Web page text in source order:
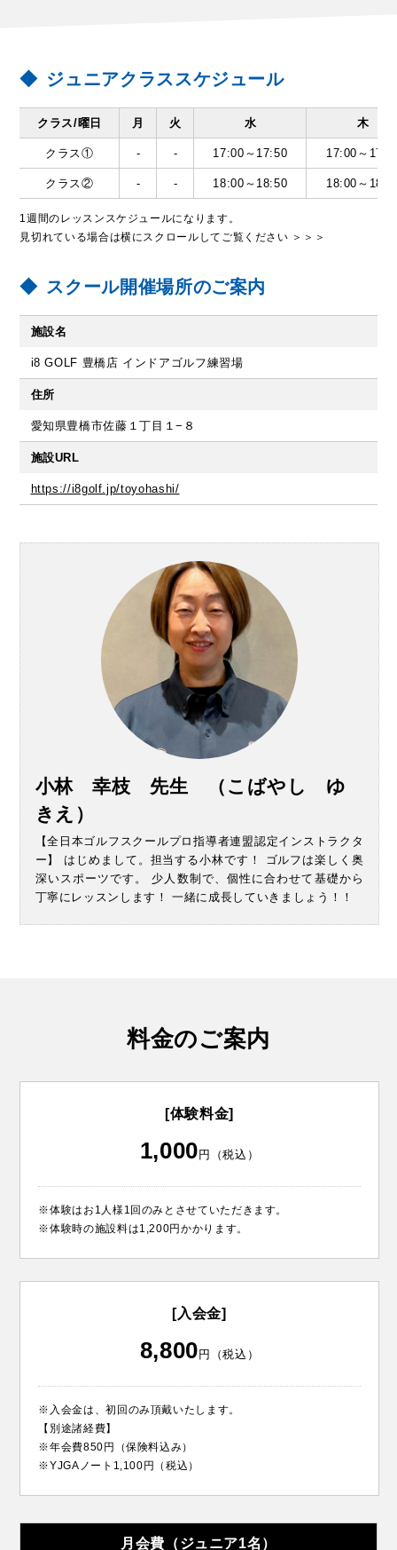
ジュニアクラススケジュール
クラス/曜日 月 火 水 木
クラス① - - 17:00～17:50 17:00～
クラス② - - 18:00～18:50 18:00～
1週間のレッスンスケジュールになります。
見切れている場合は横にスクロールしてご覧ください ＞＞＞
スクール開催場所のご案内
施設名
i8 GOLF 豊橋店 インドアゴルフ練習場
住所
愛知県豊橋市佐藤１丁目１−８
施設URL
https://i8golf.jp/toyohashi/
小林 幸枝 先生 （こばやし ゆ
きえ）
【全日本ゴルフスクールプロ指導者連盟認定インストラクタ
ー】 はじめまして。担当する小林です！ ゴルフは楽しく奥
深いスポーツです。 少人数制で、個性に合わせて基礎から
丁寧にレッスンします！ 一緒に成長していきましょう！！
料金のご案内
[体験料金]
1,000円（税込）
※体験はお1人様1回のみとさせていただきます。
※体験時の施設料は1,200円かかります。
[入会金]
8,800円（税込）
※入会金は、初回のみ頂戴いたします。
【別途諸経費】
※年会費850円（保険料込み）
※YJGAノート1,100円（税込）
月会費（ジュニア1名）